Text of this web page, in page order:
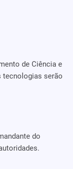
de Ciência e
tecnologias serão
do